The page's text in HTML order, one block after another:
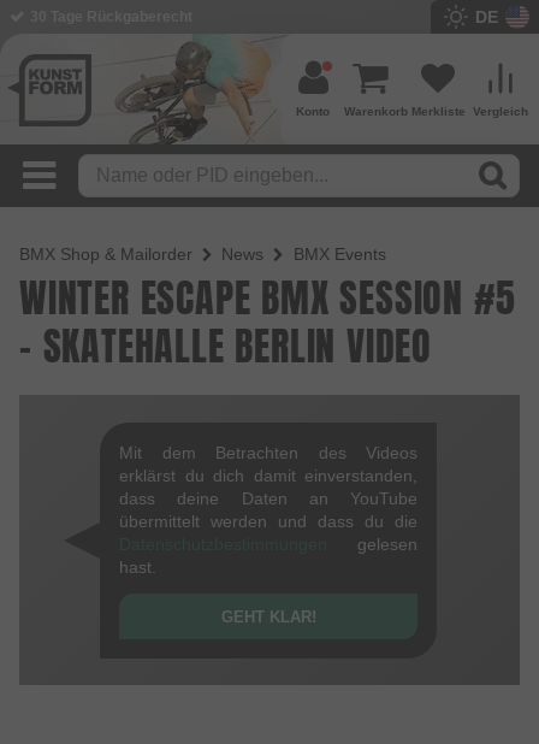
DE
Vergleich
Merkliste
Warenkorb
Konto
BMX Shop & Mailorder News BMX Events
WINTER ESCAPE BMX SESSION #5
- SKATEHALLE BERLIN VIDEO
Mit dem Betrachten des Videos
erklärst du dich damit einverstanden,
dass deine Daten an YouTube
übermittelt werden und dass du die
gelesen
hast.
GEHT KLAR!